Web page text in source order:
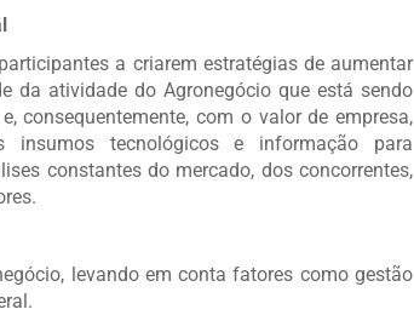
a criarem estratégias de aumentar
da atividade do Agronegócio que está sendo
consequentemente, com o valor de empresa,
insumos tecnológicos e informação para
constantes do mercado, dos concorrentes,
levando em conta fatores como gestão